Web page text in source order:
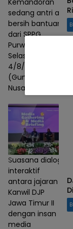
Kemandoran
sedang antri air
bersih bantuan
dari SPPG
Purwasaba,
Selasa,
4/8/2026. Foto :
(Gunawan/Lensa
Nusantara)
Suasana dialog
interaktif
antara jajaran
Kanwil DJP
Jawa Timur II
dengan insan
media